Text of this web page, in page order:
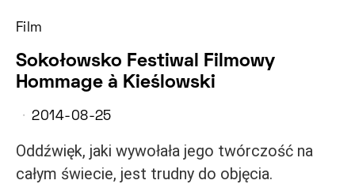
Film
Sokołowsko Festiwal Filmowy
Hommage à Kieślowski
2014-08-25
Oddźwięk, jaki wywołała jego twórczość na
całym świecie, jest trudny do objęcia.